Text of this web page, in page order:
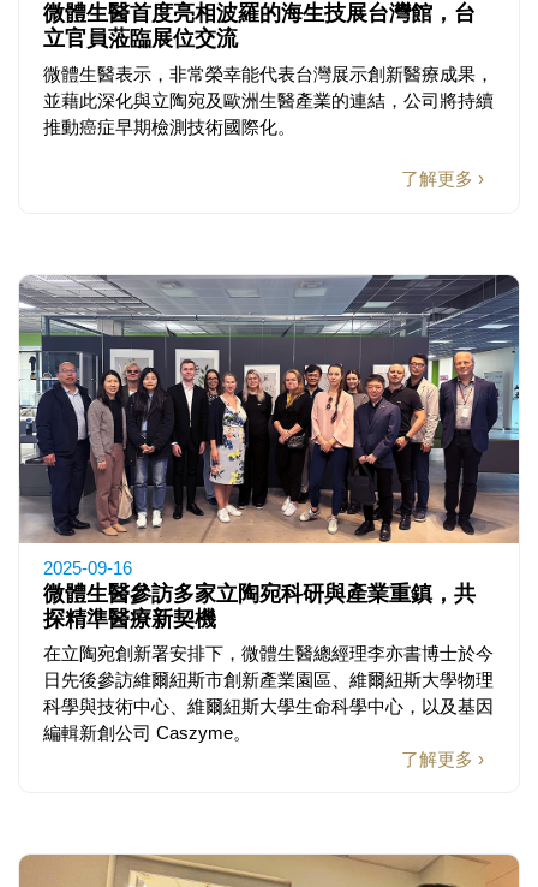
微體生醫首度亮相波羅的海生技展台灣館，台
立官員蒞臨展位交流
微體生醫表示，非常榮幸能代表台灣展示創新醫療成果，
並藉此深化與立陶宛及歐洲生醫產業的連結，公司將持續
推動癌症早期檢測技術國際化。
了解更多 ›
2025-09-16
微體生醫參訪多家立陶宛科研與產業重鎮，共
探精準醫療新契機
在立陶宛創新署安排下，微體生醫總經理李亦書博士於今
日先後參訪維爾紐斯市創新產業園區、維爾紐斯大學物理
科學與技術中心、維爾紐斯大學生命科學中心，以及基因
編輯新創公司 Caszyme。
了解更多 ›